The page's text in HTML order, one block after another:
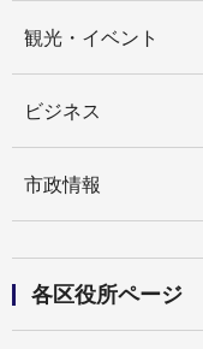
観光・イベント
ビジネス
市政情報
各区役所ページ